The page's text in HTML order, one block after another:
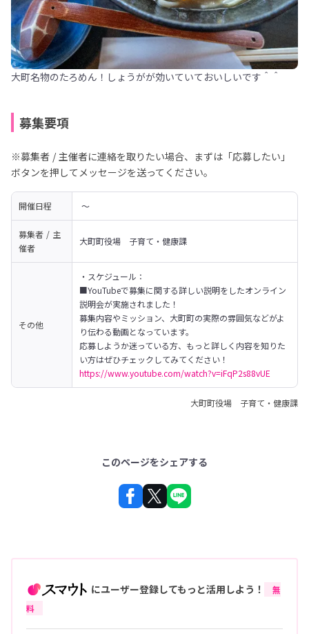
大町名物のたろめん！しょうがが効いていておいしいです＾＾
募集要項
※募集者 / 主催者に連絡を取りたい場合、まずは「応募したい」
ボタンを押してメッセージを送ってください。
開催日程 〜
募集者 / 主
催者
大町町役場　子育て・健康課
その他
・スケジュール：
■YouTubeで募集に関する詳しい説明をしたオンライン
説明会が実施されました！
募集内容やミッション、大町町の実際の雰囲気などがよ
り伝わる動画となっています。
応募しようか迷っている方、もっと詳しく内容を知りた
い方はぜひチェックしてみてください！
https://www.youtube.com/watch?v=iFqP2s88vUE
大町町役場 子育て・健康課
このページをシェアする
にユーザー登録してもっと活用しよう！
無
料